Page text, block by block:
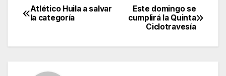
Navegación
Este domingo se
cumplirá la Quinta
Ciclotravesía
Atlético Huila a salvar
la categoría